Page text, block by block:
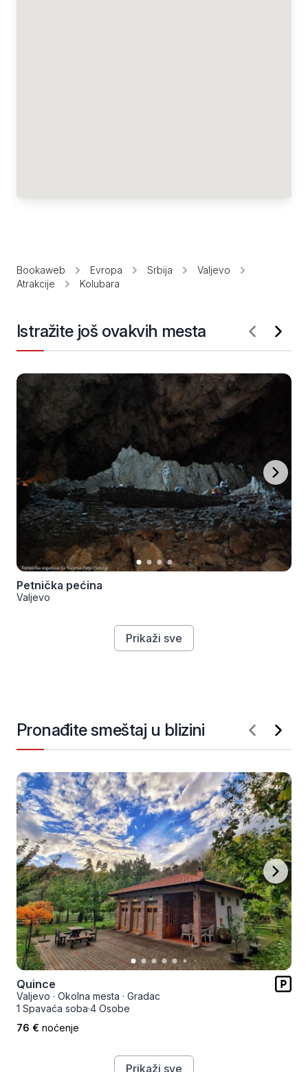
Bookaweb Evropa Srbija
Valjevo
Atrakcije
Kolubara
Istražite još ovakvih mesta
Petnička pećina
Valjevo
Prikaži sve
Pronađite smeštaj u blizini
Quince
Valjevo · Okolna mesta · Gradac
1 Spavaća soba·4 Osobe
76 € noćenje
Prikaži sve